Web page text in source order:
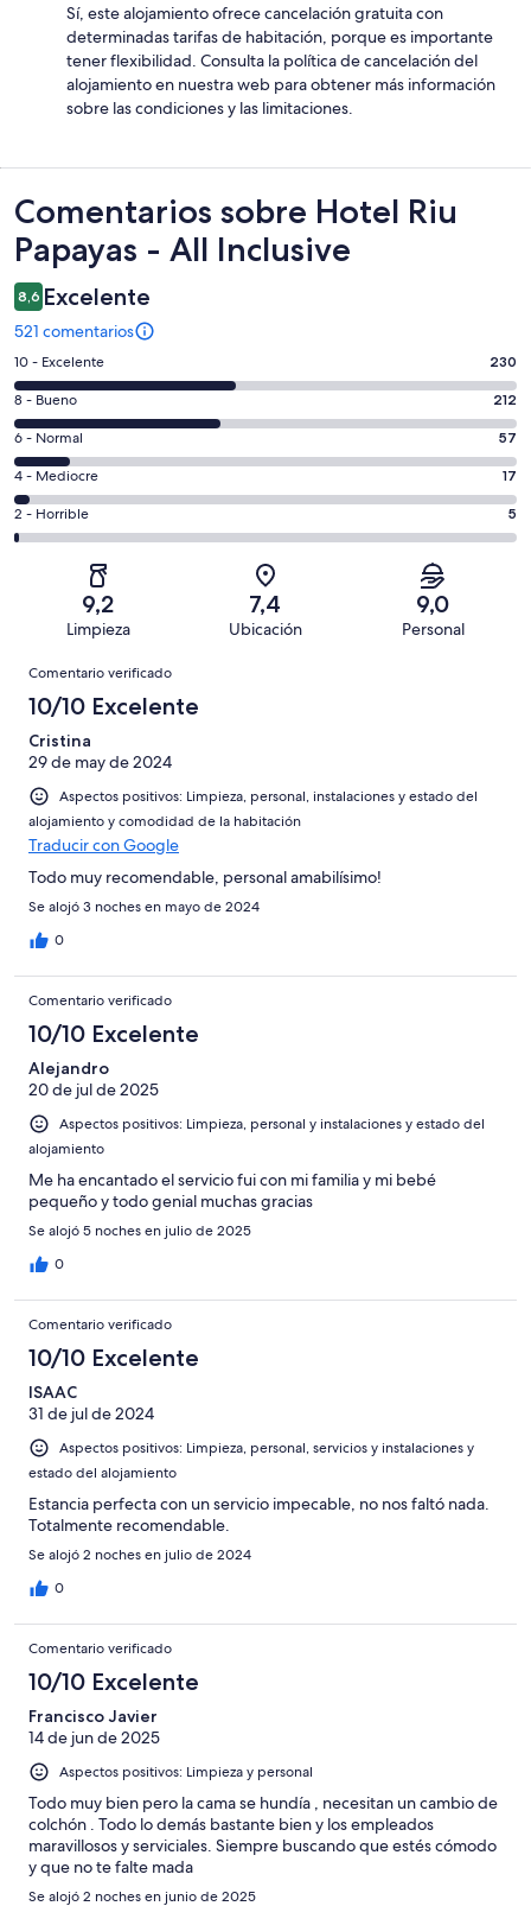
Sí, este alojamiento ofrece cancelación gratuita con
determinadas tarifas de habitación, porque es importante
tener flexibilidad. Consulta la política de cancelación del
alojamiento en nuestra web para obtener más información
sobre las condiciones y las limitaciones.
Comentarios
Comentarios sobre Hotel Riu
Papayas - All Inclusive
8,6 Excelente
521 comentarios
230
comentarios
de
un
total
de
521
con
puntuación
10 - Excelente 230
212
comentarios
de
un
total
de
521
puntuación
Bueno
8 - Bueno 212
57
comentarios
de
un
total
puntuación
Normal
6 - Normal 57
17
comentarios
de
una
puntuación
Mediocre
4 - Mediocre 17
5
comentarios
521
una
puntuación
de
Horrible
2 - Horrible 5
9,2
Limpieza
7,4
Ubicación
9,0
Personal
Comentarios
Comentario verificado
10/10 Excelente
Cristina
29 de may de 2024
Aspectos positivos: Limpieza, personal, instalaciones y estado del
alojamiento y comodidad de la habitación
Traducir con Google
Todo muy recomendable, personal amabilísimo!
Se alojó 3 noches en mayo de 2024
0
Comentario verificado
10/10 Excelente
Alejandro
20 de jul de 2025
Aspectos positivos: Limpieza, personal y instalaciones y estado del
alojamiento
Me ha encantado el servicio fui con mi familia y mi bebé
pequeño y todo genial muchas gracias
Se alojó 5 noches en julio de 2025
0
Comentario verificado
10/10 Excelente
ISAAC
31 de jul de 2024
Aspectos positivos: Limpieza, personal, servicios y instalaciones y
estado del alojamiento
Estancia perfecta con un servicio impecable, no nos faltó nada.
Totalmente recomendable.
Se alojó 2 noches en julio de 2024
0
Comentario verificado
10/10 Excelente
Francisco Javier
14 de jun de 2025
Aspectos positivos: Limpieza y personal
Todo muy bien pero la cama se hundía , necesitan un cambio de
colchón . Todo lo demás bastante bien y los empleados
maravillosos y serviciales. Siempre buscando que estés cómodo
y que no te falte mada
Se alojó 2 noches en junio de 2025